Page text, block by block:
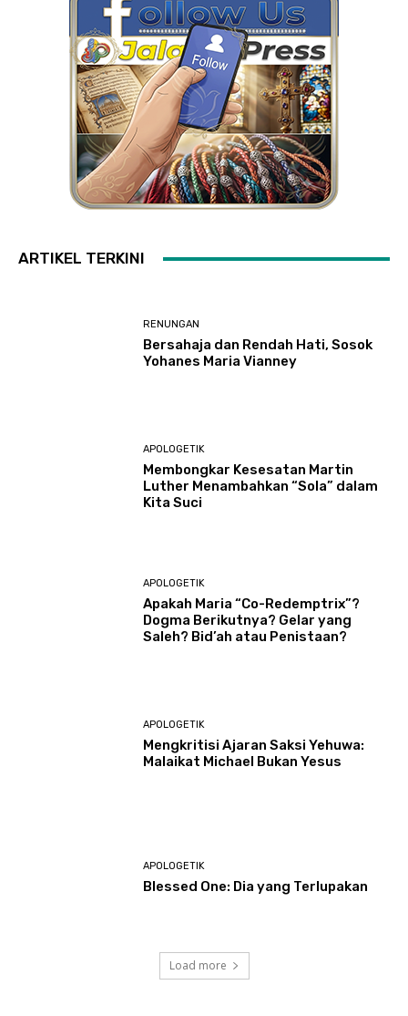
ARTIKEL TERKINI
RENUNGAN
Bersahaja dan Rendah Hati, Sosok
Yohanes Maria Vianney
APOLOGETIK
Membongkar Kesesatan Martin
Luther Menambahkan “Sola” dalam
Kita Suci
APOLOGETIK
Apakah Maria “Co-Redemptrix”?
Dogma Berikutnya? Gelar yang
Saleh? Bid’ah atau Penistaan?
APOLOGETIK
Mengkritisi Ajaran Saksi Yehuwa:
Malaikat Michael Bukan Yesus
APOLOGETIK
Blessed One: Dia yang Terlupakan
Load more